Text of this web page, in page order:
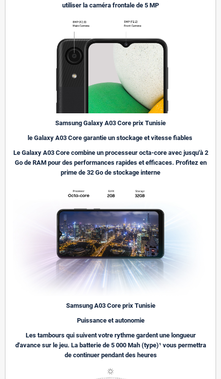
utiliser la caméra frontale de 5 MP
Samsung Galaxy A03 Core prix Tunisie
le Galaxy A03 Core garantie un stockage et vitesse fiables
Le Galaxy A03 Core combine un processeur octa-core avec jusqu'à 2
Go de RAM pour des performances rapides et efficaces. Profitez en
prime de 32 Go de stockage interne
Samsung A03 Core prix Tunisie
Puissance et autonomie
Les tambours qui suivent votre rythme gardent une longueur
d'avance sur le jeu. La batterie de 5 000 Mah (type)¹ vous permettra
de continuer pendant des heures